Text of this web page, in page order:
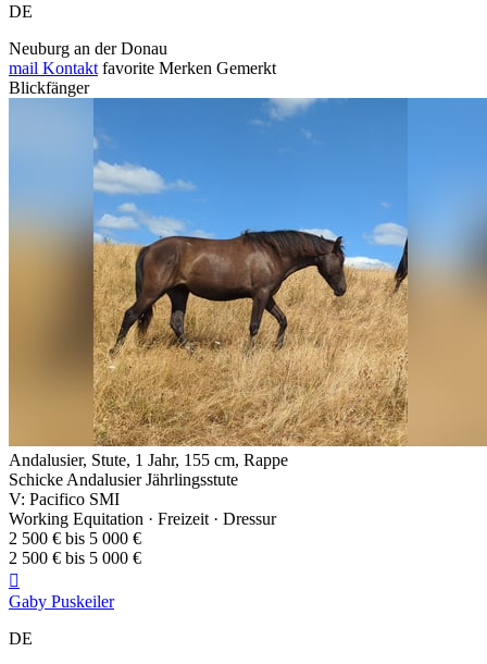
DE
Neuburg an der Donau
mail Kontakt favorite Merken Gemerkt
Blickfänger
Andalusier, Stute, 1 Jahr, 155 cm, Rappe
Schicke Andalusier Jährlingsstute
V: Pacifico SMI
Working Equitation · Freizeit · Dressur
2 500 € bis 5 000 €
2 500 € bis 5 000 €

Gaby Puskeiler
DE